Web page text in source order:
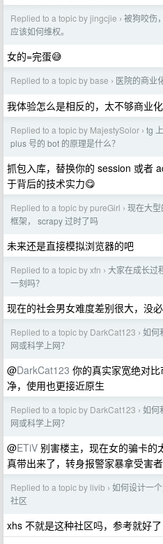
Replied to a topic by jingcjie › 被狗咬伤
应该如何维权。
女的=完蛋😅
Replied to a topic by base › 医院的商业
我体验怎么是相反的，太不够商业
Replied to a topic by MajestySolor › tg
plus 号的 bot 的原理是什么？
抓包入库，替换你的 session 或者
于背后的技术实力😋
Replied to a topic by pureGirl › 现在大
框架， scrapy 过时了吗
未来还是直接模拟浏览器的吧
Replied to a topic by xfn › 大家在成长过
一刻吗？
现在的社会男女难度差别很大，没
Replied to a topic by DarkCat123 › 如何
网或科学上网？
@DarkCat123 你的真实家宽绝对
净，使用也更接近原生
Replied to a topic by DarkCat123 › 如何
网或科学上网？
@ETiV 别害楼主，现在女的骗卡的
真带出来了，转身报警家暴拿受害
Replied to a topic by livib › 如何设计一
社区
xhs 不就是这种社区吗，参考就好了